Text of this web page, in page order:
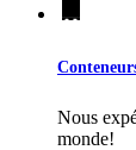
Nous
monde!